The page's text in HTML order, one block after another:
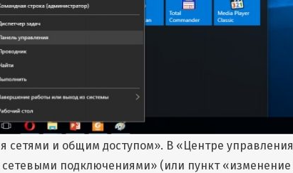
и общим доступом». В «Центре управления
подключениями» (или пункт «изменение